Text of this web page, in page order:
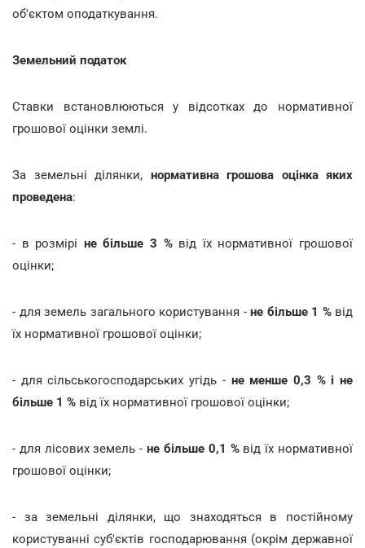
об'єктом оподаткування.
Земельний податок
Ставки встановлюються у відсотках до нормативної
грошової оцінки землі.
За земельні ділянки, нормативна грошова оцінка яких
проведена:
- в розмірі не більше 3 %від їх нормативної грошової
оцінки;
- для земель загального користування - не більше 1 %від
їх нормативної грошової оцінки;
- для сільськогосподарських угідь - не менше 0,3 % і не
більше 1 % від їх нормативної грошової оцінки;
- для лісових земель -не більше 0,1 %від їх нормативної
грошової оцінки;
- за земельні ділянки, що знаходяться в постійному
користуванні суб'єктів господарювання (окрім державної